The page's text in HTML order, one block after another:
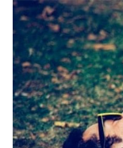
w waszych
najbardziej
Jesteście
miłość wydaje
coraz częściej
drobnostki.
jednak często
warto się